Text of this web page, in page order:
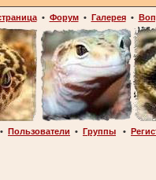
• Форум• Галерея•
• Пользователи • Группы •